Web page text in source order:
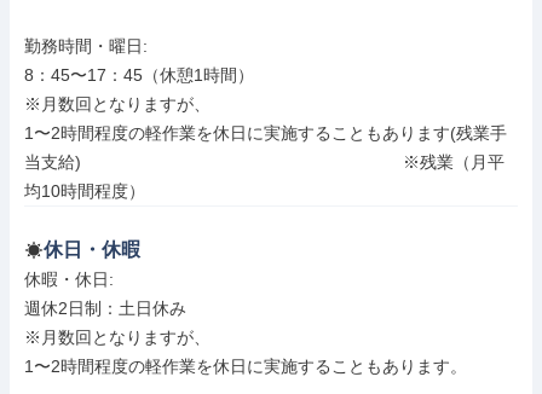
勤務時間・曜日:
8：45〜17：45（休憩1時間）
※月数回となりますが、
1〜2時間程度の軽作業を休日に実施することもあります(残業手
当支給)　　　　　　　　　　　　　　　　　　　※残業（月平
均10時間程度）
休日・休暇
休暇・休日:
週休2日制：土日休み
※月数回となりますが、
1〜2時間程度の軽作業を休日に実施することもあります。